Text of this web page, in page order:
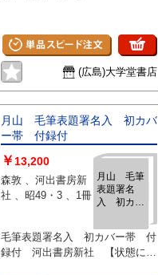
(広島)大学堂書店
月山 毛筆表題署名入 初カバ
ー帯 付録付
月山 毛筆
表題署名
入 初カバ
付
￥ 13,200
森敦 、河出書房新
社 、昭49・3 、1冊
毛筆表題署名入 初カバー帯 付
録付 河出書房新社 【状態に関